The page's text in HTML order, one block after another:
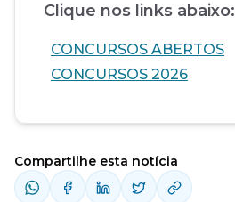
Clique nos links abaixo:
CONCURSOS ABERTOS
CONCURSOS 2026
Compartilhe esta notícia